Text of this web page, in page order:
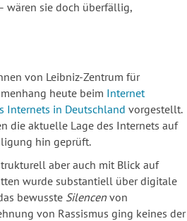
wären sie doch überfällig,
von Leibniz-Zentrum für
heute beim Internet
Internets in Deutschland vorgestellt.
die aktuelle Lage des Internets auf
hin geprüft.
aber auch mit Blick auf
wurde substantiell über digitale
bewusste Silencen von
von Rassismus ging keines der